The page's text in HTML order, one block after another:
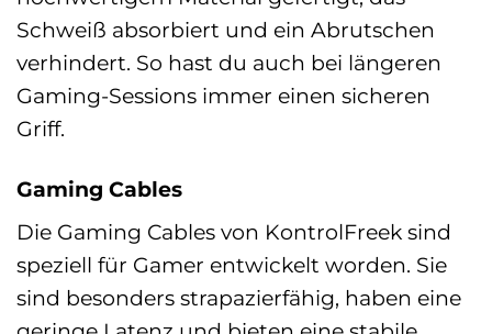
Schweiß absorbiert und ein Abrutschen
verhindert. So hast du auch bei längeren
Gaming-Sessions immer einen sicheren
Griff.
Gaming Cables
Die Gaming Cables von KontrolFreek sind
speziell für Gamer entwickelt worden. Sie
sind besonders strapazierfähig, haben eine